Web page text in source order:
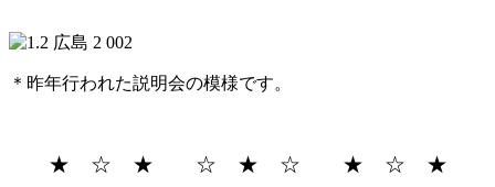
＊昨年行われた説明会の模様です。
★ ☆ ★ ☆ ★ ☆ ★ ☆ ★